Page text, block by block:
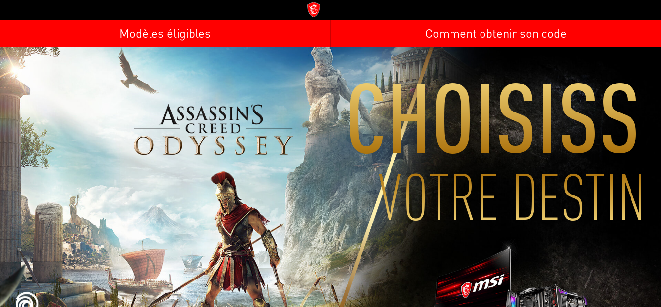
Modèles éligibles Comment obtenir son code
VOTRE DESTIN